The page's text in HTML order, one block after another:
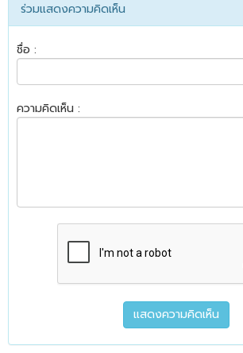
ร่วมแสดงความคิดเห็น
ชื่อ :
ความคิดเห็น :